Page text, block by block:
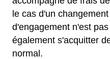
le cas d'un
d'engagement n'est
également s'acquitter
normal.